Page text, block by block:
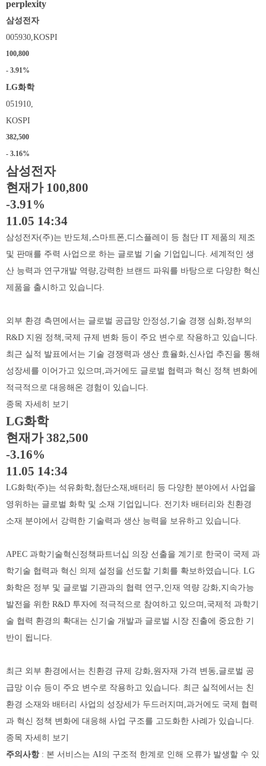
perplexity
삼성전자
005930,KOSPI
100,800
- 3.91%
LG화학
051910,
KOSPI
382,500
- 3.16%
삼성전자
현재가 100,800
-3.91%
11.05 14:34
삼성전자(주)는 반도체,스마트폰,디스플레이 등 첨단 IT 제품의 제조
및 판매를 주력 사업으로 하는 글로벌 기술 기업입니다. 세계적인 생
산 능력과 연구개발 역량,강력한 브랜드 파워를 바탕으로 다양한 혁신
제품을 출시하고 있습니다.
외부 환경 측면에서는 글로벌 공급망 안정성,기술 경쟁 심화,정부의
R&D 지원 정책,국제 규제 변화 등이 주요 변수로 작용하고 있습니다.
최근 실적 발표에서는 기술 경쟁력과 생산 효율화,신사업 추진을 통해
성장세를 이어가고 있으며,과거에도 글로벌 협력과 혁신 정책 변화에
적극적으로 대응해온 경험이 있습니다.
종목 자세히 보기
LG화학
현재가 382,500
-3.16%
11.05 14:34
LG화학(주)는 석유화학,첨단소재,배터리 등 다양한 분야에서 사업을
영위하는 글로벌 화학 및 소재 기업입니다. 전기차 배터리와 친환경
소재 분야에서 강력한 기술력과 생산 능력을 보유하고 있습니다.
APEC 과학기술혁신정책파트너십 의장 선출을 계기로 한국이 국제 과
학기술 협력과 혁신 의제 설정을 선도할 기회를 확보하였습니다. LG
화학은 정부 및 글로벌 기관과의 협력 연구,인재 역량 강화,지속가능
발전을 위한 R&D 투자에 적극적으로 참여하고 있으며,국제적 과학기
술 협력 환경의 확대는 신기술 개발과 글로벌 시장 진출에 중요한 기
반이 됩니다.
최근 외부 환경에서는 친환경 규제 강화,원자재 가격 변동,글로벌 공
급망 이슈 등이 주요 변수로 작용하고 있습니다. 최근 실적에서는 친
환경 소재와 배터리 사업의 성장세가 두드러지며,과거에도 국제 협력
과 혁신 정책 변화에 대응해 사업 구조를 고도화한 사례가 있습니다.
종목 자세히 보기
주의사항: 본 서비스는 AI의 구조적 한계로 인해 오류가 발생할 수 있